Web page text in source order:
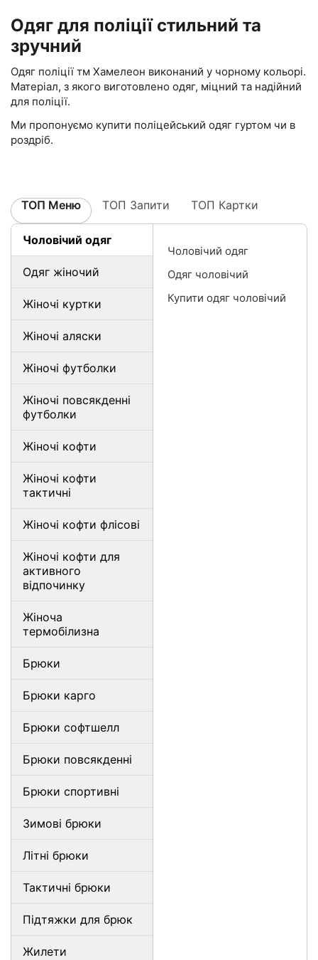
Одяг для поліції стильний та
зручний
Одяг поліції тм Хамелеон виконаний у чорному кольорі.
Матеріал, з якого виготовлено одяг, міцний та надійний
для поліції.
Ми пропонуємо купити поліцейський одяг гуртом чи в
роздріб.
ТОП Меню ТОП Запити ТОП Картки
Чоловічий одяг
Одяг жіночий
Жіночі куртки
Жіночі аляски
Жіночі футболки
Жіночі повсякденні
футболки
Жіночі кофти
Жіночі кофти
тактичні
Жіночі кофти флісові
Жіночі кофти для
активного
відпочинку
Жіноча
термобілизна
Брюки
Брюки карго
Брюки софтшелл
Брюки повсякденні
Брюки спортивні
Зимові брюки
Літні брюки
Тактичні брюки
Підтяжки для брюк
Жилети
Чоловічий одяг
Одяг чоловічий
Купити одяг чоловічий